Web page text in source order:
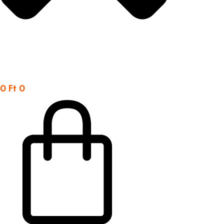
0 Ft 0